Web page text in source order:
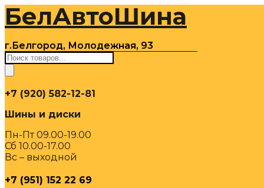
Перейти
содержимому
БелАвтоШина
г.Белгород, Молодежная, 93
Поиск
товаров
+7 (920) 582-12-81
Шины и диски
Пн-Пт 09.00-19.00
Сб 10.00-17.00
Вс – выходной
+7 (951) 152 22 69